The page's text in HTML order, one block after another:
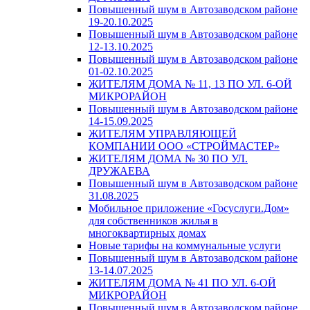
Повышенный шум в Автозаводском районе
19-20.10.2025
Повышенный шум в Автозаводском районе
12-13.10.2025
Повышенный шум в Автозаводском районе
01-02.10.2025
ЖИТЕЛЯМ ДОМА № 11, 13 ПО УЛ. 6-ОЙ
МИКРОРАЙОН
Повышенный шум в Автозаводском районе
14-15.09.2025
ЖИТЕЛЯМ УПРАВЛЯЮЩЕЙ
КОМПАНИИ ООО «СТРОЙМАСТЕР»
ЖИТЕЛЯМ ДОМА № 30 ПО УЛ.
ДРУЖАЕВА
Повышенный шум в Автозаводском районе
31.08.2025
Мобильное приложение «Госуслуги.Дом»
для собственников жилья в
многоквартирных домах
Новые тарифы на коммунальные услуги
Повышенный шум в Автозаводском районе
13-14.07.2025
ЖИТЕЛЯМ ДОМА № 41 ПО УЛ. 6-ОЙ
МИКРОРАЙОН